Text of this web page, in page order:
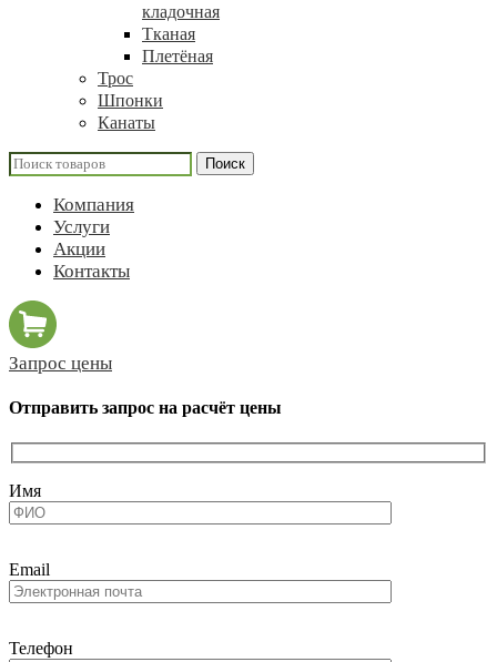
кладочная
Тканая
Плетёная
Трос
Шпонки
Канаты
Поиск
Компания
Услуги
Акции
Контакты
Запрос цены
Отправить запрос на расчёт цены
Имя
Email
Телефон